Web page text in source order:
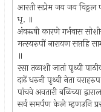
आरती सप्रेम जय जय विठ्ठल
धृ. ॥
अंवऋषी कारणे गर्भवास
मत्स्यरुपीं नारायण सप्तहि
॥
रसा तळाशी जातां पृथ्वी
दाढें धरुनी पृथ्वी नेता
पांचवे अवतारी बळिच्या
सर्व समर्पण केले म्हणउनि